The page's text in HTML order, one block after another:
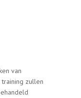
van
zullen